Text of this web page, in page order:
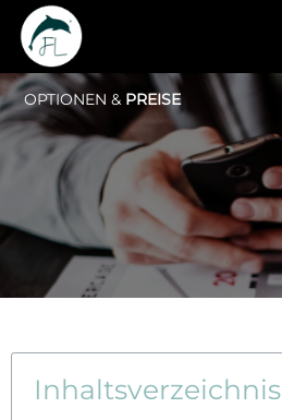
OPTIONEN & PREISE
Inhaltsverzeichnis